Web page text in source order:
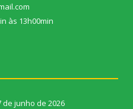
às 13h00min
de junho de 2026